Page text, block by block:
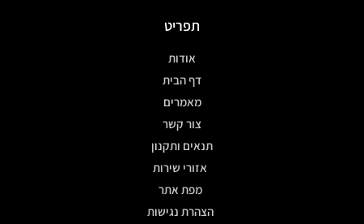
תפריט
אודות
דף הבית
מאמרים
צור קשר
תנאים ותקנון
אזורי שירות
מפת אתר
הצהרת נגישות